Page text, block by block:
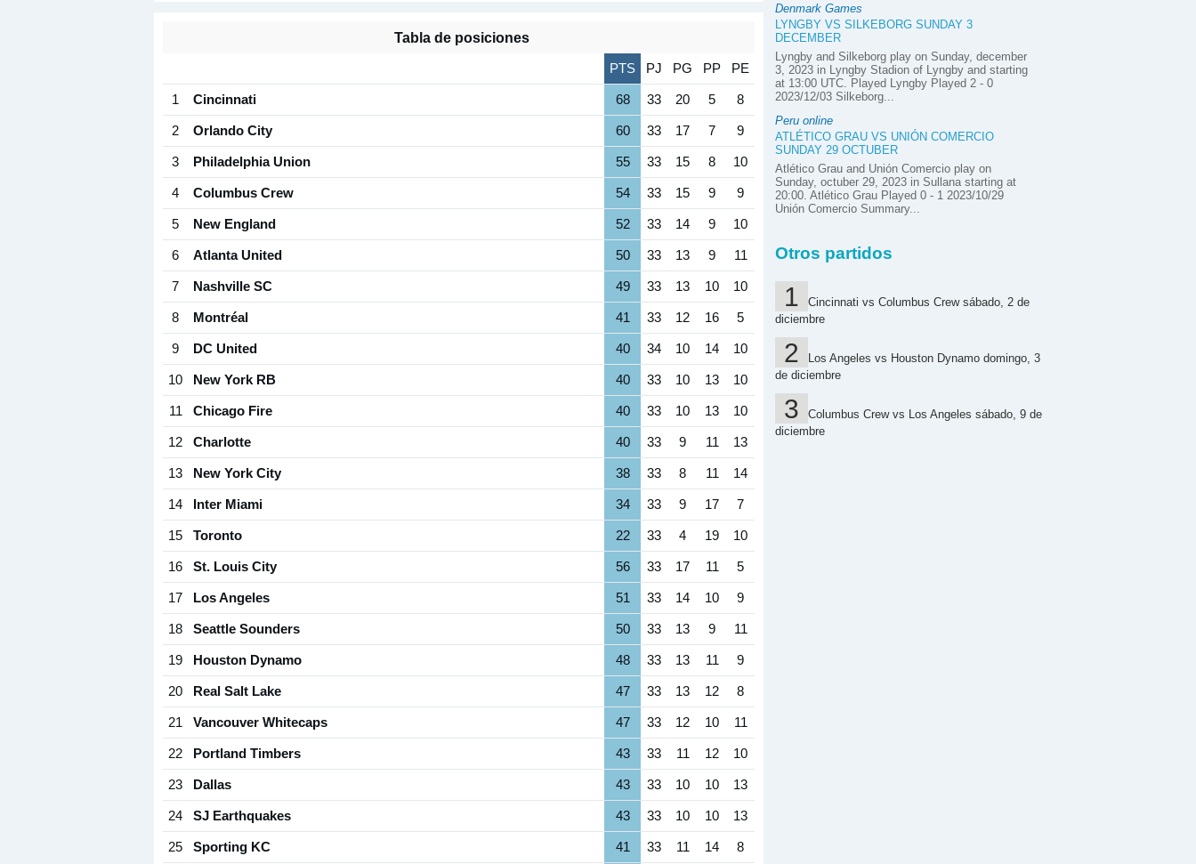
Tabla de posiciones
PTS PJ PG PP PE
1 Cincinnati 68 33 20 5 8
2 Orlando City 60 33 17 7 9
3 Philadelphia Union 55 33 15 8 10
4 Columbus Crew 54 33 15 9 9
5 New England 52 33 14 9 10
6 Atlanta United 50 33 13 9 11
7 Nashville SC 49 33 13 10 10
8 Montréal 41 33 12 16 5
9 DC United 40 34 10 14 10
10 New York RB 40 33 10 13 10
11 Chicago Fire 40 33 10 13 10
12 Charlotte 40 33 9 11 13
13 New York City 38 33 8 11 14
14 Inter Miami 34 33 9 17 7
15 Toronto 22 33 4 19 10
16 St. Louis City 56 33 17 11 5
17 Los Angeles 51 33 14 10 9
18 Seattle Sounders 50 33 13 9 11
19 Houston Dynamo 48 33 13 11 9
20 Real Salt Lake 47 33 13 12 8
21 Vancouver Whitecaps 47 33 12 10 11
22 Portland Timbers 43 33 11 12 10
23 Dallas 43 33 10 10 13
24 SJ Earthquakes 43 33 10 10 13
25 Sporting KC 41 33 11 14 8
Denmark Games
LYNGBY VS SILKEBORG SUNDAY 3
DECEMBER
Lyngby and Silkeborg play on Sunday, december
3, 2023 in Lyngby Stadion of Lyngby and starting
at 13:00 UTC. Played Lyngby Played 2 - 0
2023/12/03 Silkeborg...
Peru online
ATLÉTICO GRAU VS UNIÓN COMERCIO
SUNDAY 29 OCTUBER
Atlético Grau and Unión Comercio play on
Sunday, octuber 29, 2023 in Sullana starting at
20:00. Atlético Grau Played 0 - 1 2023/10/29
Unión Comercio Summary...
Otros partidos
Cincinnati vs Columbus Crew sábado, 2 de
diciembre
Los Angeles vs Houston Dynamo domingo, 3
de diciembre
Columbus Crew vs Los Angeles sábado, 9 de
diciembre